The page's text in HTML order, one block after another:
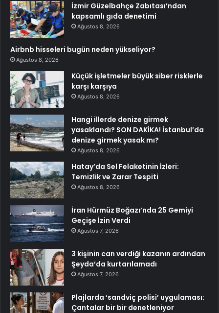
İzmir Güzelbahçe Zabıtası’ndan
kapsamlı gıda denetimi
Ağustos 8, 2026
Airbnb hisseleri bugün neden yükseliyor?
Ağustos 8, 2026
Küçük işletmeler büyük siber risklerle
karşı karşıya
Ağustos 8, 2026
Hangi illerde denize girmek
yasaklandı? SON DAKİKA! İstanbul’da
denize girmek yasak mı?
Ağustos 8, 2026
Hatay’da Sel Felaketinin İzleri:
Temizlik ve Zarar Tespiti
Ağustos 8, 2026
İran Hürmüz Boğazı’nda 25 Gemiyi
Geçişe İzin Verdi
Ağustos 7, 2026
3 kişinin can verdiği kazanın ardından
Şeyda’da kurtarılamadı
Ağustos 7, 2026
Plajlarda ‘sandviç polisi’ uygulaması:
Çantalar bir bir denetleniyor